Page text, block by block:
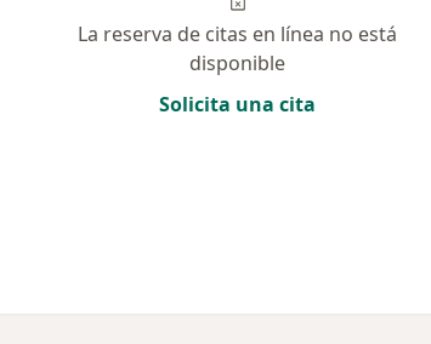
La reserva de citas en línea no está
disponible
Solicita una cita